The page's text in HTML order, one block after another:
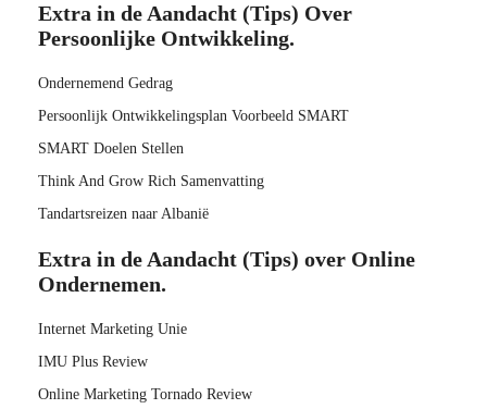
Extra in de Aandacht (Tips) Over
Persoonlijke Ontwikkeling.
Ondernemend Gedrag
Persoonlijk Ontwikkelingsplan Voorbeeld SMART
SMART Doelen Stellen
Think And Grow Rich Samenvatting
Tandartsreizen naar Albanië
Extra in de Aandacht (Tips) over Online
Ondernemen.
Internet Marketing Unie
IMU Plus Review
Online Marketing Tornado Review